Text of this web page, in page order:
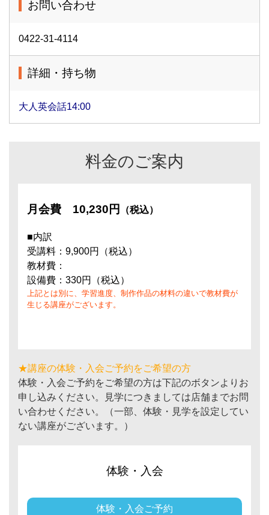
お問い合わせ
0422-31-4114
詳細・持ち物
大人英会話14:00
料金のご案内
月会費 10,230円 （税込）
■内訳
受講料：9,900円（税込）
教材費：
設備費：330円（税込）
上記とは別に、学習進度、制作作品の材料の違いで教材費が
生じる講座がございます。
★講座の体験・入会ご予約をご希望の方
体験・入会ご予約をご希望の方は下記のボタンよりお
申し込みください。見学につきましては店舗までお問
い合わせください。（一部、体験・見学を設定してい
ない講座がございます。）
体験・入会
体験・入会ご予約